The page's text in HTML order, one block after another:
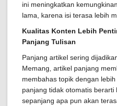
ini meningkatkan
lama, karena isi terasa lebih
Kualitas Konten Lebih
Panjang Tulisan
Panjang artikel sering
Memang, artikel panjang
membahas topik dengan
panjang tidak otomatis berarti
sepanjang apa pun akan